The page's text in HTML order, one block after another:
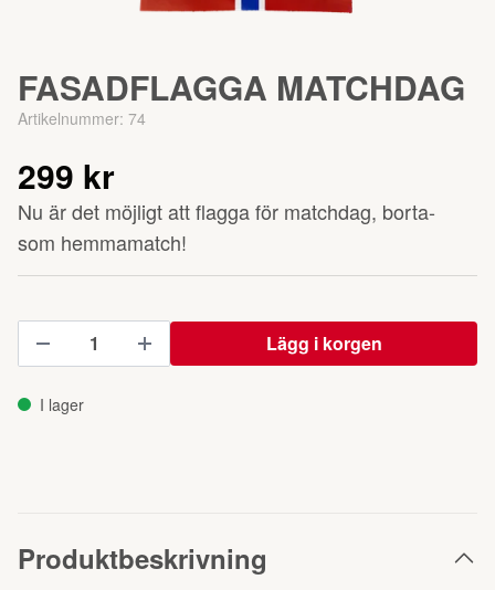
FASADFLAGGA MATCHDAG
Artikelnummer: 74
299 kr
Nu är det möjligt att flagga för matchdag, borta-
som hemmamatch!
Lägg i korgen
I lager
Produktbeskrivning